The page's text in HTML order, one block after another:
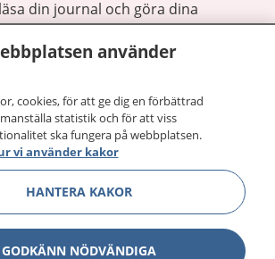
din journal och göra dina
telefonnummer 1177 för
dygnet runt.
när du vill må bättre.
Visa
Visa
använder
cookies, för att ge dig en förbättrad
statistik och för att viss
ska fungera på webbplatsen.
vi använder kakor
HANTERA KAKOR
GODKÄNN NÖDVÄNDIGA